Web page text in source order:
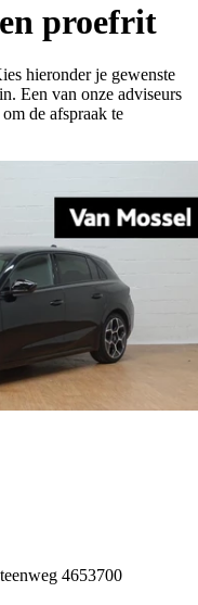
proefrit
hieronder je gewenste
Een van onze adviseurs
de afspraak te
4653700